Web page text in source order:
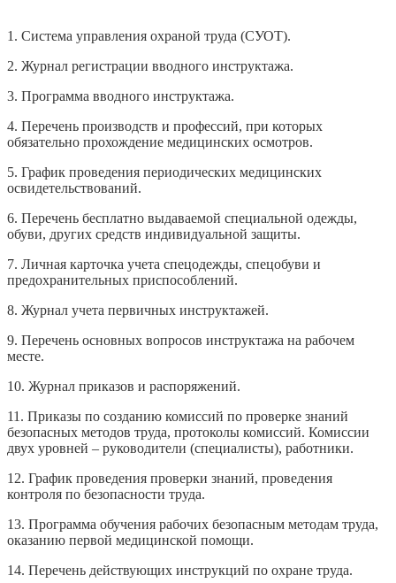
1. Система управления охраной труда (СУОТ).
2. Журнал регистрации вводного инструктажа.
3. Программа вводного инструктажа.
4. Перечень производств и профессий, при которых
обязательно прохождение медицинских осмотров.
5. График проведения периодических медицинских
освидетельствований.
6. Перечень бесплатно выдаваемой специальной одежды,
обуви, других средств индивидуальной защиты.
7. Личная карточка учета спецодежды, спецобуви и
предохранительных приспособлений.
8. Журнал учета первичных инструктажей.
9. Перечень основных вопросов инструктажа на рабочем
месте.
10. Журнал приказов и распоряжений.
11. Приказы по созданию комиссий по проверке знаний
безопасных методов труда, протоколы комиссий. Комиссии
двух уровней – руководители (специалисты), работники.
12. График проведения проверки знаний, проведения
контроля по безопасности труда.
13. Программа обучения рабочих безопасным методам труда,
оказанию первой медицинской помощи.
14. Перечень действующих инструкций по охране труда.